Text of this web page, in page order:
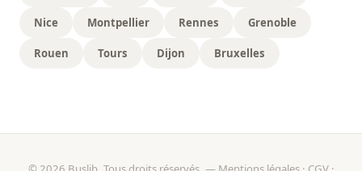
Nice Montpellier Rennes Grenoble
Rouen Tours Dijon Bruxelles